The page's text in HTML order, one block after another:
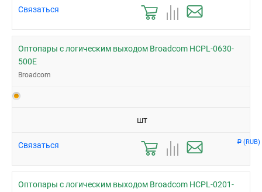
Р (RUB)
Связаться
Оптопары с логическим выходом Broadcom HCPL-0630-
500E
Broadcom
шт
Связаться
Оптопары с логическим выходом Broadcom HCPL-0201-